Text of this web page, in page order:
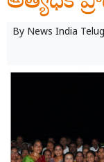
By News India